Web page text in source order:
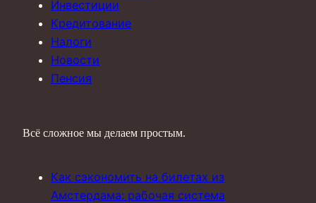
Инвестиции
Кредитование
Налоги
Новости
Пенсия
Всё сложное мы делаем простым.
Как сэкономить на билетах из
Амстердама: рабочая система